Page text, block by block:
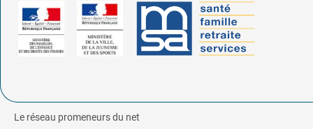
Le réseau promeneurs du net